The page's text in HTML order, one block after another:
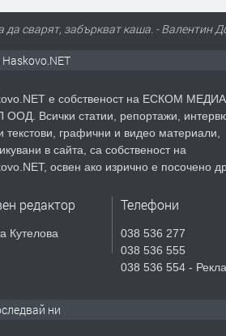
да сварят, забъркват каша. - Валентин
е собственост на ЕСКОМ МЕДИА
ООД. Всички статии, репортажи,
текстови, графични и видео материали,
в сайта, са собственост на
освен ако изрично е посочено
редактор
Кутелова
Телефони
038 536 277
038 536 555
038 536 554 -
ни